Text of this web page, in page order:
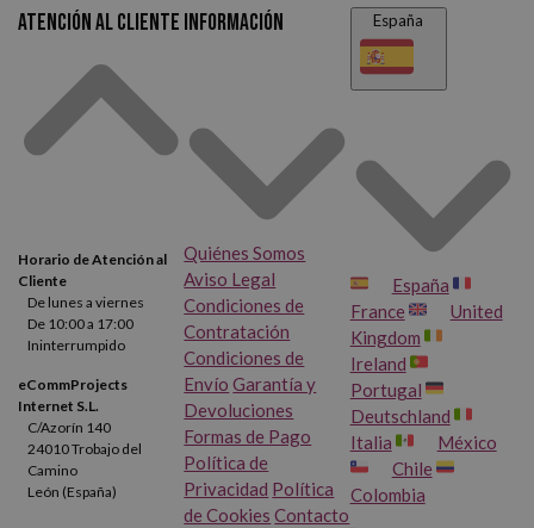
son las marcas que forman
nuestro catálogo online de lápices con goma.
encontrar con minas de distintas durezas, pero
con la misma característica común: traen una pequeña goma
incorporada en la parte superior del lápiz.
Ten clara cuál quieres
que sea la dureza de la mina de tu lápiz con goma de borrar y escoge
la opción que más te guste. ¡Cualquiera de las marcas que tenemos a
tu disposición son una alternativa excelente!
Atención al cliente
Horario de Atención al
Cliente
De lunes a viernes
De 10:00 a 17:00
Ininterrumpido
eCommProjects
Internet S.L.
C/Azorín 140
24010 Trobajo del
Camino
León (España)
Información
Quiénes Somos
Aviso Legal
Condiciones de
Contratación
Condiciones de
Envío Garantía y
Devoluciones
Formas de Pago
Política de
Privacidad Política
de Cookies Contacto
España
España
France
United
Kingdom
Ireland
Portugal
Deutschland
Italia
México
Chile
Colombia